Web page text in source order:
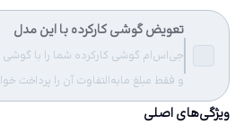
تعویض گوشی کارکرده با این مدل
جی‌اس‌ام گوشی کارکرده شما را با
و فقط مبلغ مابه‌التفاوت آن را پرداخت
ویژگی‌های اصلی